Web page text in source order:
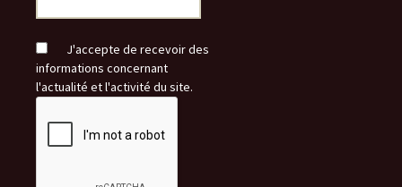
J'accepte de recevoir des
informations concernant
l'actualité et l'activité du site.